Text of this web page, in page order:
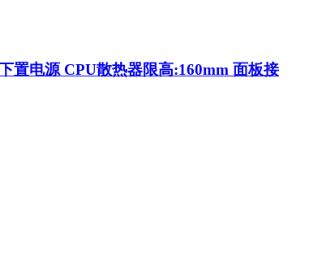
置电源 CPU散热器限高:160mm 面板接